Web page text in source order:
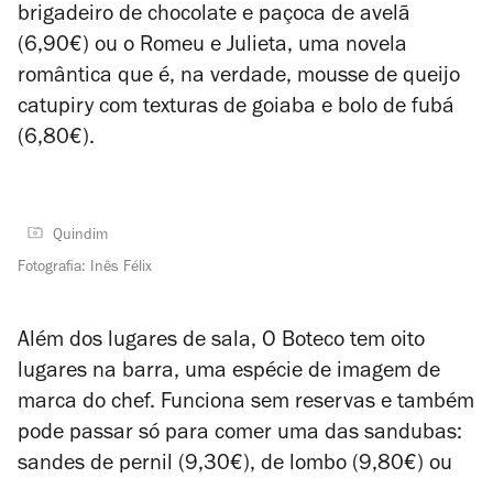
brigadeiro de chocolate e paçoca de avelã
(6,90€) ou o Romeu e Julieta, uma novela
romântica que é, na verdade, mousse de queijo
catupiry com texturas de goiaba e bolo de fubá
(6,80€).
Quindim
Fotografia: Inês Félix
Além dos lugares de sala, O Boteco tem oito
lugares na barra, uma espécie de imagem de
marca do chef. Funciona sem reservas e também
pode passar só para comer uma das sandubas:
sandes de pernil (9,30€), de lombo (9,80€) ou